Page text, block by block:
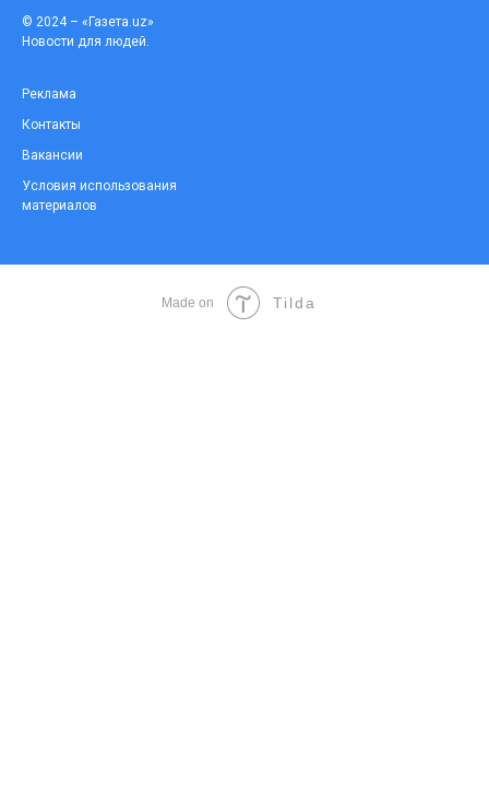
© 2024 – «Газета.uz»
Новости для людей.
Реклама
Контакты
Вакансии
Условия использования
материалов
Made on Tilda